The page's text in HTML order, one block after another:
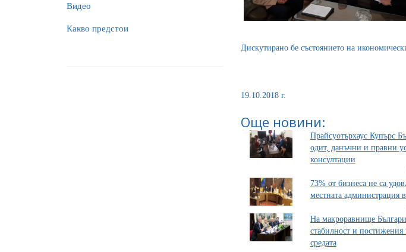
Видео
Какво предстои
Дискутирано бе състоянието на
19.10.2018 г.
Още новини:
Прайсуотърхаус Купърс
одит, данъчни и правни
консултации
73% от бизнеса не са
местната администрация
На макроравнище
стабилност и постижения
средата